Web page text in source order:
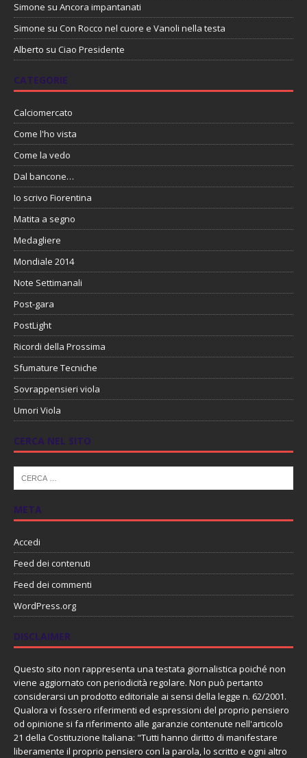
Simone su Ancora impantanati
Simone su Con Rocco nel cuore e Vanoli nella testa
Alberto su Ciao Presidente
CATEGORIE
Calciomercato
Come l'ho vista
Come la vedo
Dal bancone…
Io scrivo Fiorentina
Matita a segno
Medagliere
Mondiale 2014
Note Settimanali
Post-gara
PostLight
Ricordi della Prossima
Sfumature Tecniche
Sovrappensieri viola
Umori Viola
CERCA NEL SITO
META
Accedi
Feed dei contenuti
Feed dei commenti
WordPress.org
DISCLAIMER
Questo sito non rappresenta una testata giornalistica poiché non
viene aggiornato con periodicità regolare. Non può pertanto
considerarsi un prodotto editoriale ai sensi della legge n. 62/2001.
Qualora vi fossero riferimenti ed espressioni del proprio pensiero
od opinione si fa riferimento alle garanzie contenute nell'articolo
21 della Costituzione Italiana: "Tutti hanno diritto di manifestare
liberamente il proprio pensiero con la parola, lo scritto e ogni altro